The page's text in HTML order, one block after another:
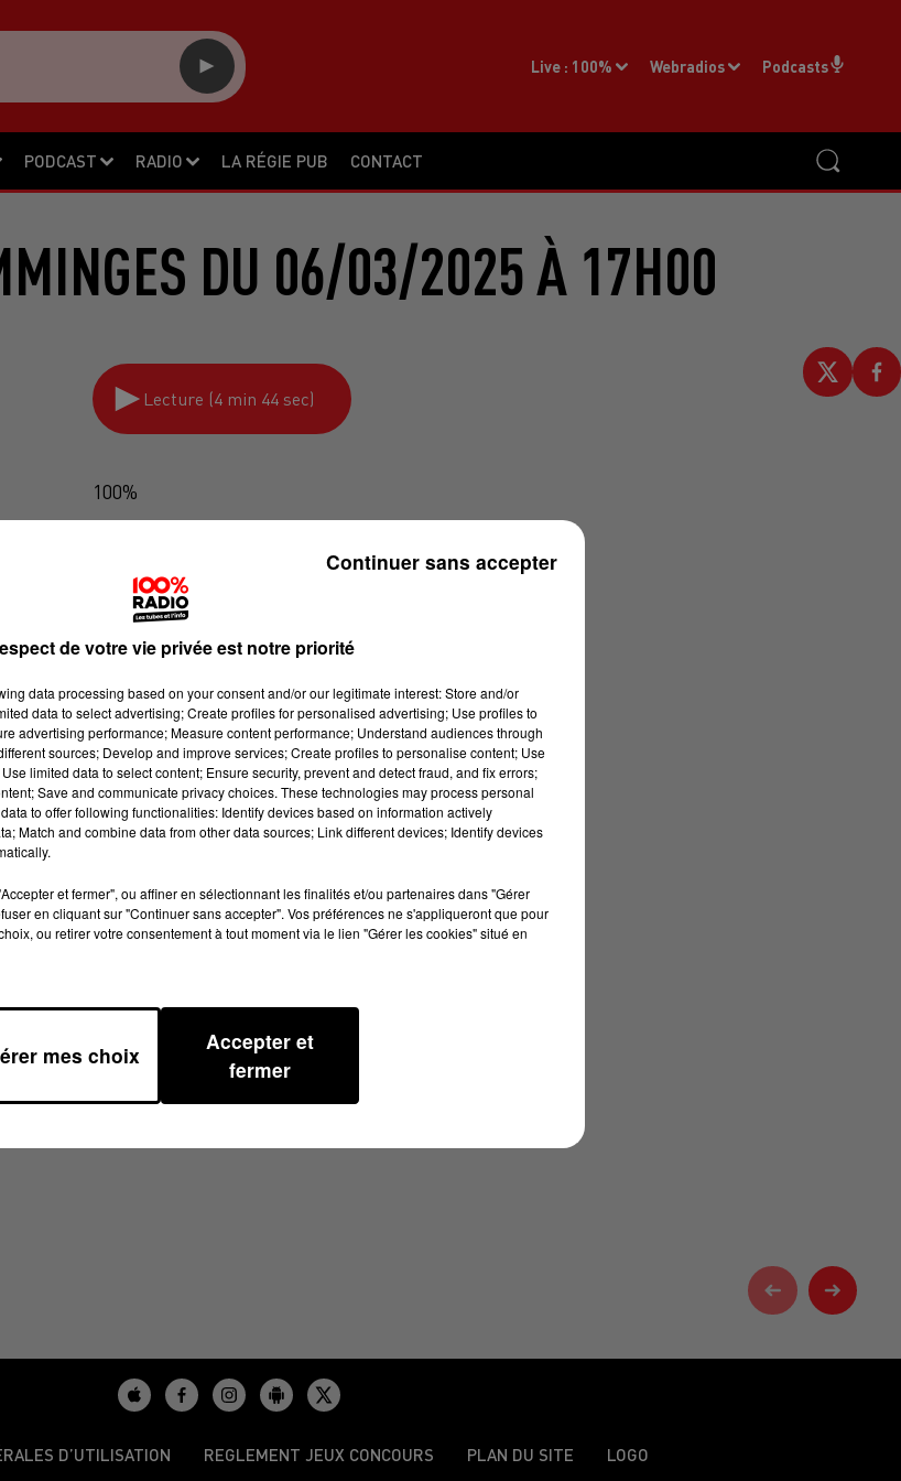
PODCAST RADIO LA RÉGIE PUB CONTACT
Live : 100% Webradios Podcasts
DU 06/03/2025 À 17H00
Lecture (4 min 44 sec)
100%
D’UTILISATION REGLEMENT JEUX CONCOURS PLAN DU SITE LOGO
de votre vie privée est notre priorité
data processing based on your consent and/or our legitimate interest: Store and/or
data to select advertising; Create profiles for personalised advertising; Use profiles to
advertising performance; Measure content performance; Understand audiences through
sources; Develop and improve services; Create profiles to personalise content; Use
limited data to select content; Ensure security, prevent and detect fraud, and fix errors;
Save and communicate privacy choices. These technologies may process personal
to offer following functionalities: Identify devices based on information actively
Match and combine data from other data sources; Link different devices; Identify devices
et fermer", ou affiner en sélectionnant les finalités et/ou partenaires dans "Gérer
en cliquant sur "Continuer sans accepter". Vos préférences ne s'appliqueront que pour
ou retirer votre consentement à tout moment via le lien "Gérer les cookies" situé en
mes choix
Accepter et
fermer
Continuer sans accepter